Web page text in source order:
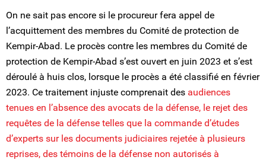
On ne sait pas encore si le procureur fera appel de
l’acquittement des membres du Comité de protection de
Kempir-Abad. Le procès contre les membres du Comité de
protection de Kempir-Abad s’est ouvert en juin 2023 et s’est
déroulé à huis clos, lorsque le procès a été classifié en février
2023. Ce traitement injuste comprenait des audiences
tenues en l’absence des avocats de la défense, le rejet des
requêtes de la défense telles que la commande d’études
d’experts sur les documents judiciaires rejetée à plusieurs
reprises, des témoins de la défense non autorisés à